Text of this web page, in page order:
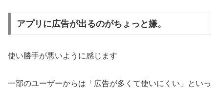
アプリに広告が出るのがちょっと嫌。
使い勝手が悪いように感じます
一部のユーザーからは「広告が多くて使いにくい」といっ